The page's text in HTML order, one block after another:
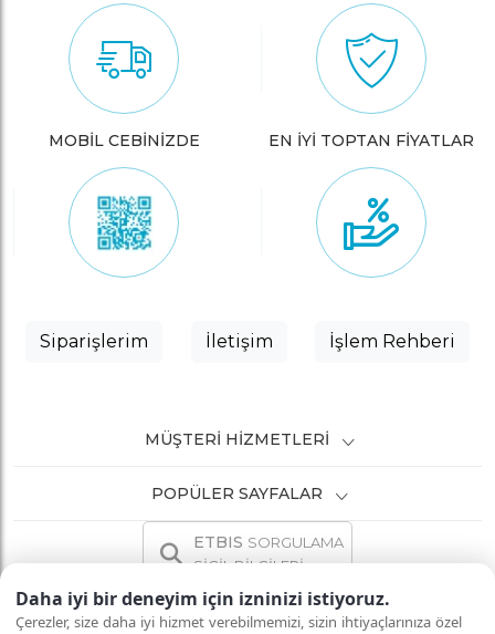
Daha iyi bir deneyim için izninizi istiyoruz.
Çerezler, size daha iyi hizmet verebilmemizi, sizin ihtiyaçlarınıza özel
MOBİL CEBİNİZDE EN İYİ TOPTAN FİYATLAR
Siparişlerim İletişim İşlem Rehberi
MÜŞTERI HIZMETLERI
POPÜLER SAYFALAR
ETBIS SORGULAMA
SİCİL BİLGİLERİ